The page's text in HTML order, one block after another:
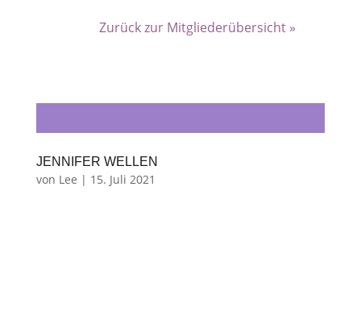
Zurück zur Mitgliederübersicht »
JENNIFER WELLEN
von Lee | 15. Juli 2021